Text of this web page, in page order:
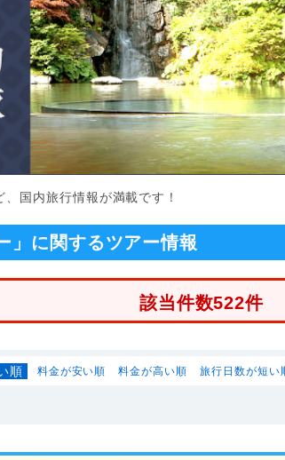
国内旅行情報が満載です！
」に関するツアー情報
該当件数522件
順 料金が安い順 料金が高い順 旅行日数が短い